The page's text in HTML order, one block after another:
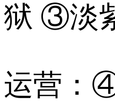
狱 ③淡
运营：